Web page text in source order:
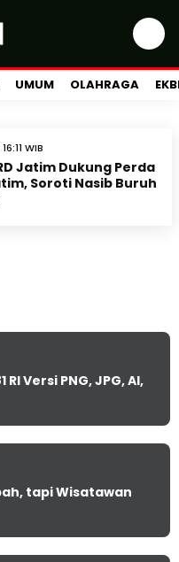
UMUM OLAHRAGA
WIB
Jatim Dukung Perda
Soroti Nasib Buruh
Versi PNG, JPG, AI,
tapi Wisatawan